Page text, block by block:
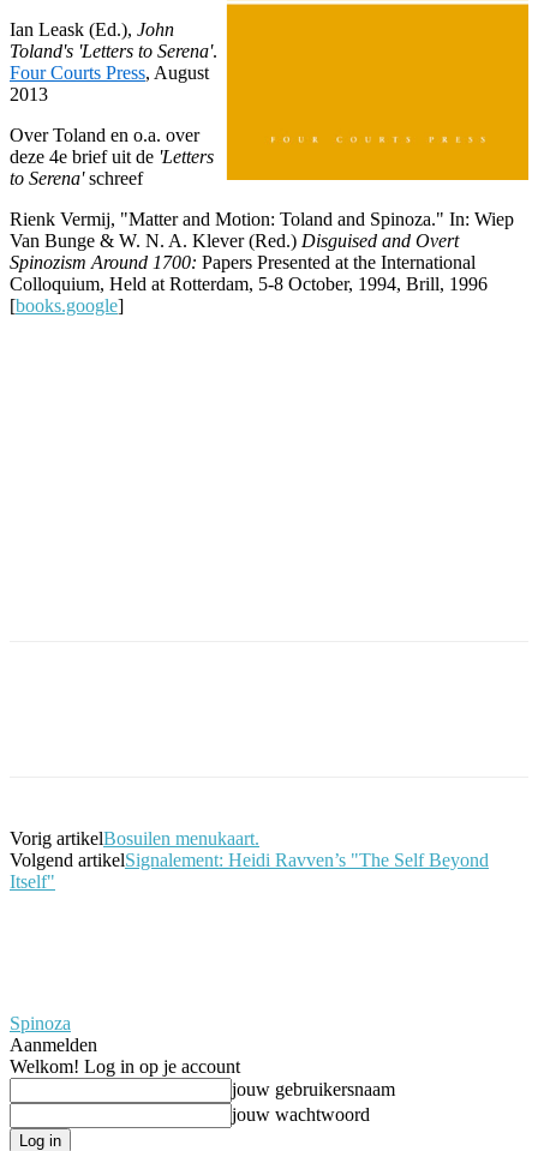
Ian Leask (Ed.), John
Toland's 'Letters to Serena'.
Four Courts Press, August
2013
Over Toland en o.a. over
deze 4e brief uit de 'Letters
to Serena'schreef
Rienk Vermij, "Matter and Motion: Toland and Spinoza." In: Wiep
Van Bunge & W. N. A. Klever (Red.) Disguised and Overt
Spinozism Around 1700: Papers Presented at the International
Colloquium, Held at Rotterdam, 5-8 October, 1994, Brill, 1996
[books.google]
Vorig artikelBosuilen menukaart.
Volgend artikelSignalement: Heidi Ravven’s "The Self Beyond
Itself"
Spinoza
Aanmelden
Welkom! Log in op je account
jouw gebruikersnaam
jouw wachtwoord